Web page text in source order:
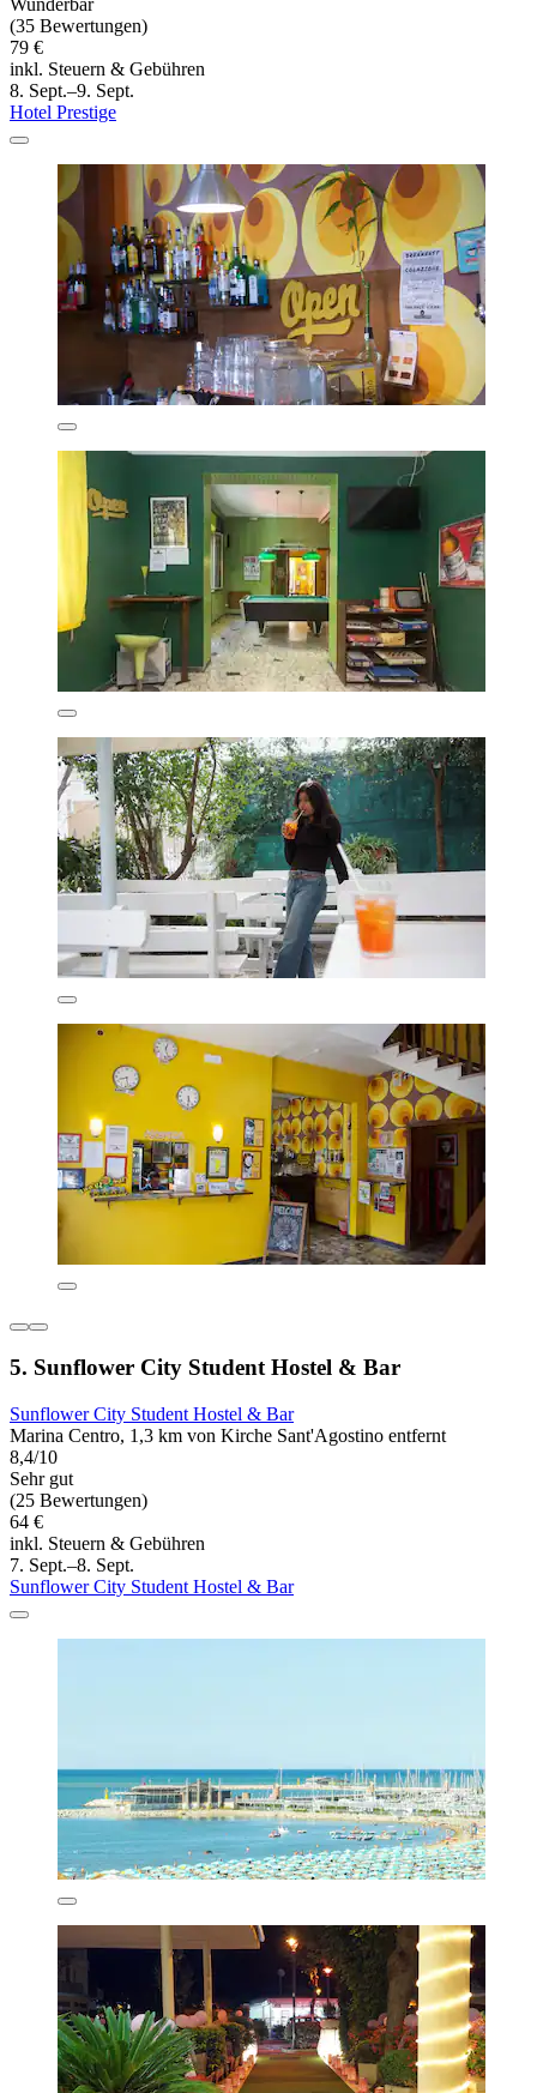
Wunderbar
(35 Bewertungen)
79 €
inkl. Steuern & Gebühren
8. Sept.–9. Sept.
Hotel Prestige
5. Sunflower City Student Hostel & Bar
Sunflower City Student Hostel & Bar
Marina Centro, 1,3 km von Kirche Sant'Agostino entfernt
8,4/10
Sehr gut
(25 Bewertungen)
64 €
inkl. Steuern & Gebühren
7. Sept.–8. Sept.
Sunflower City Student Hostel & Bar